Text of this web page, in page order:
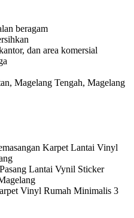
beragam
dan area komersial
Magelang Tengah, Magelang
Karpet Lantai Vinyl
Lantai Vynil Sticker
Vinyl Rumah Minimalis 3